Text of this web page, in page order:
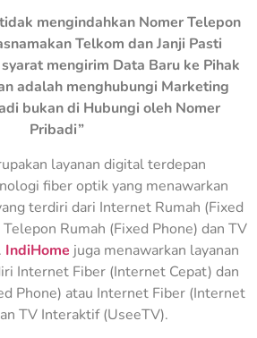
mengindahkan Nomer Telepon
Telkom dan Janji Pasti
mengirim Data Baru ke Pihak
adalah menghubungi Marketing
bukan di Hubungi oleh Nomer
Pribadi”
layanan digital terdepan
fiber optik yang menawarkan
terdiri dari Internet Rumah (Fixed
Rumah (Fixed Phone) dan TV
IndiHome juga menawarkan layanan
Internet Fiber (Internet Cepat) dan
Phone) atau Internet Fiber (Internet
TV Interaktif (UseeTV).